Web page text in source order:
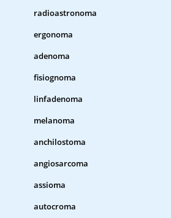
radioastronoma
ergonoma
adenoma
fisiognoma
linfadenoma
melanoma
anchilostoma
angiosarcoma
assioma
autocroma